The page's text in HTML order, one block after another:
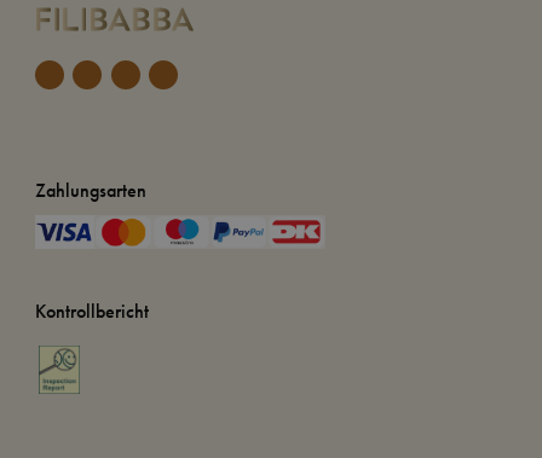
Zahlungsarten
Kontrollbericht